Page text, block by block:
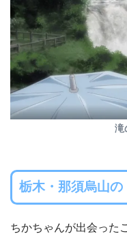
滝
栃木・那須烏山の
ちかちゃんが出会った